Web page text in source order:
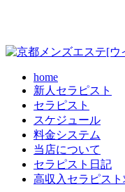
home
新人セラピスト
セラピスト
スケジュール
料金システム
当店について
セラピスト日記
高収入セラピスト